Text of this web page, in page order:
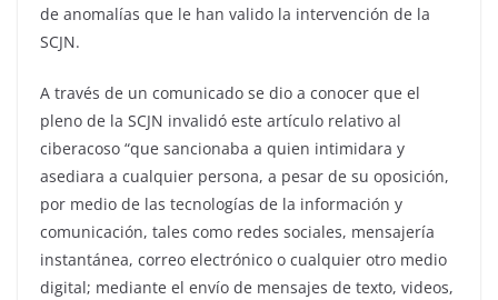
de anomalías que le han valido la intervención de la
SCJN.
A través de un comunicado se dio a conocer que el
pleno de la SCJN invalidó este artículo relativo al
ciberacoso “que sancionaba a quien intimidara y
asediara a cualquier persona, a pesar de su oposición,
por medio de las tecnologías de la información y
comunicación, tales como redes sociales, mensajería
instantánea, correo electrónico o cualquier otro medio
digital; mediante el envío de mensajes de texto, videos,